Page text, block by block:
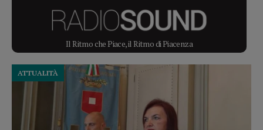
Il Ritmo che Piace, il Ritmo di Piacenza
ATTUALITÀ